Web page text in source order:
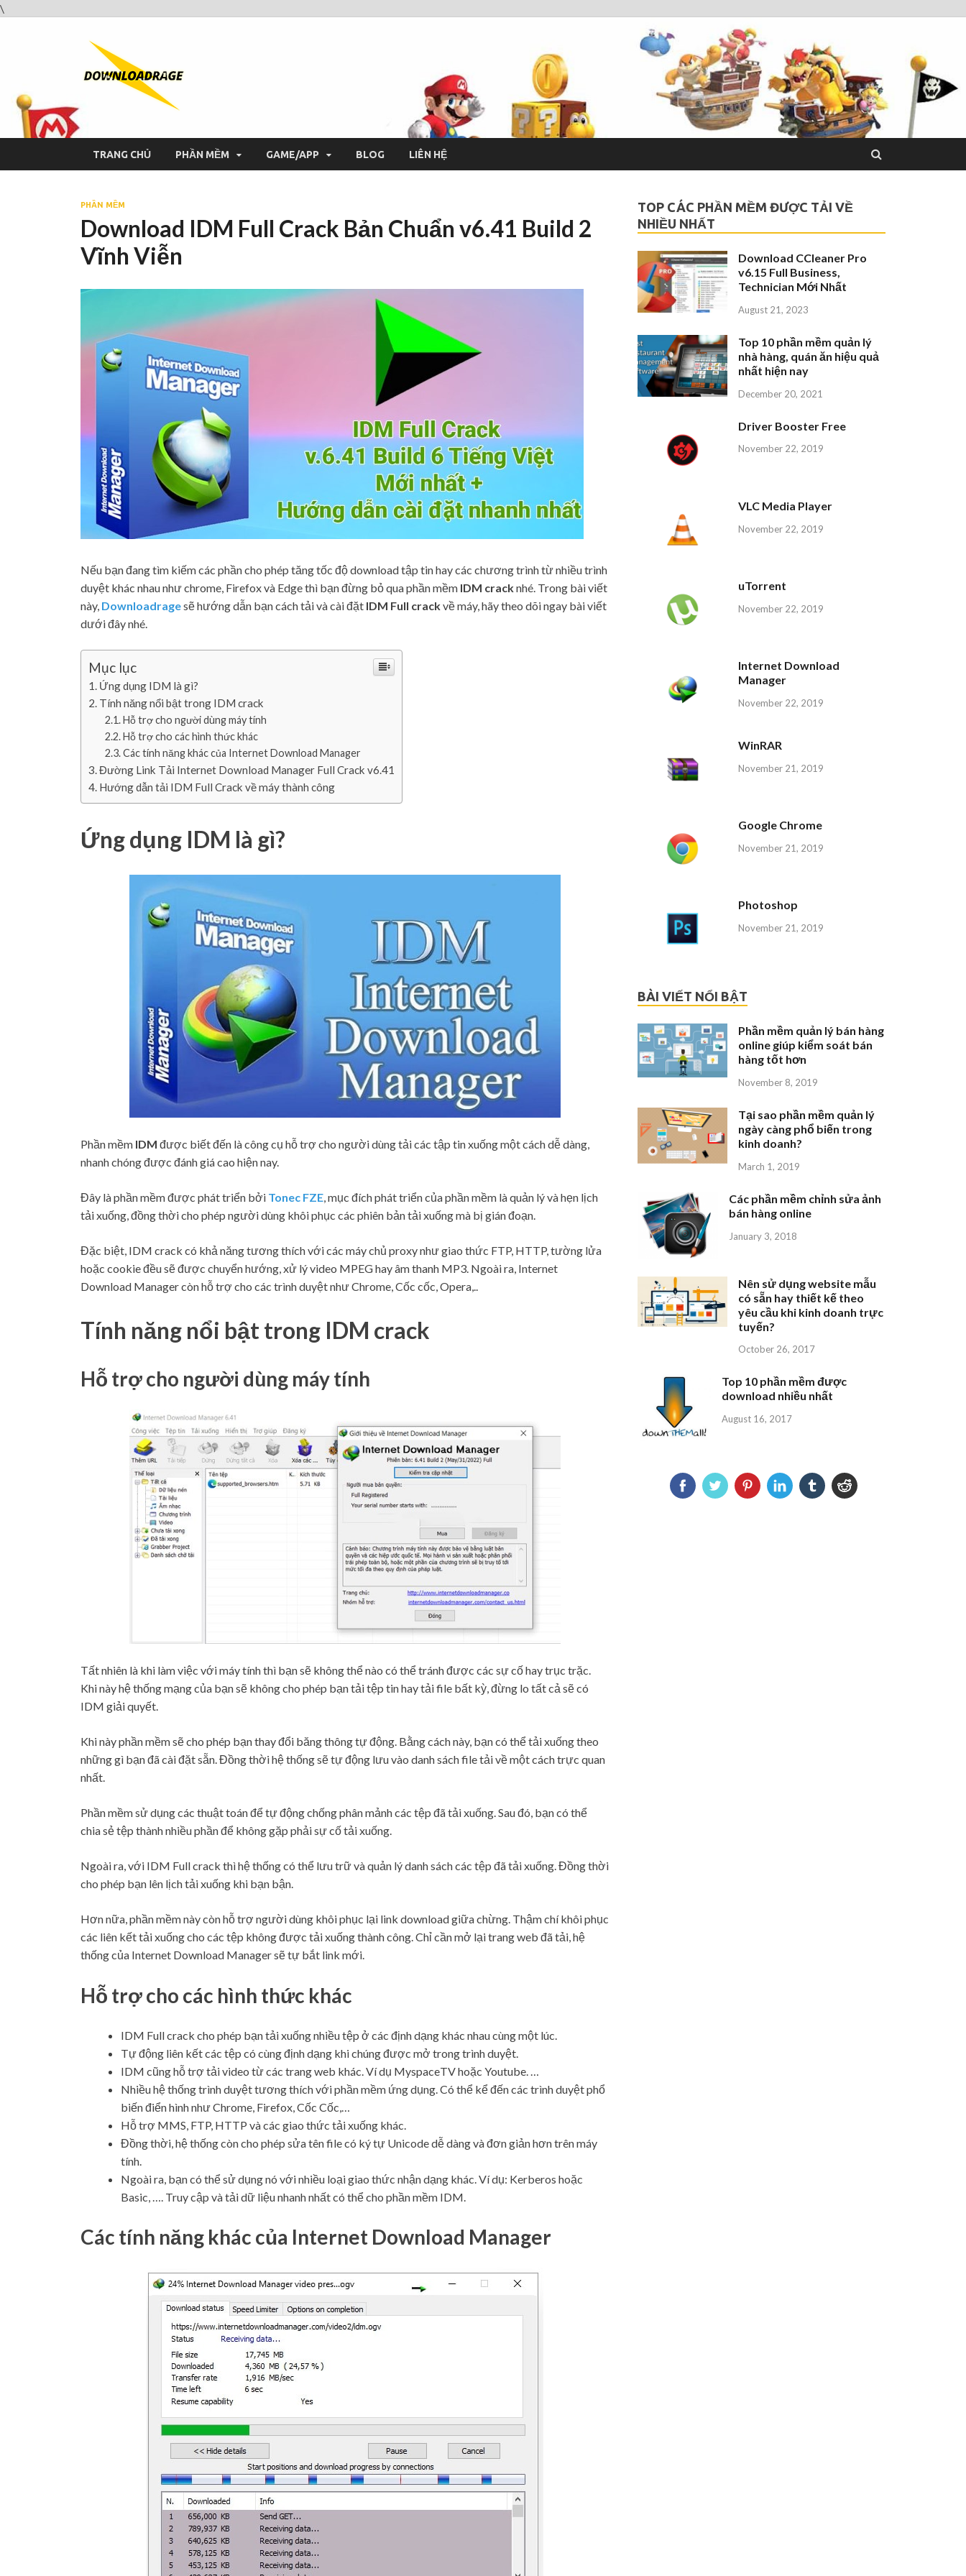
\
TRANG CHỦ PHẦN MỀM GAME/APP BLOG LIÊN HỆ
PHẦN MỀM
Download IDM Full Crack Bản Chuẩn v6.41 Build 2
Vĩnh Viễn
Nếu bạn đang tìm kiếm các phần cho phép tăng tốc độ download tập tin hay các chương trình từ nhiều trình
duyệt khác nhau như chrome, Firefox và Edge thì bạn đừng bỏ qua phần mềm IDM cracknhé. Trong bài viết
này, Downloadragesẽ hướng dẫn bạn cách tải và cài đặt IDM Full crackvề máy, hãy theo dõi ngay bài viết
dưới đây nhé.
Mục lục
Ứng dụng IDM là gì?
Tính năng nổi bật trong IDM crack
Hỗ trợ cho người dùng máy tính
Hỗ trợ cho các hình thức khác
Các tính năng khác của Internet Download Manager
Đường Link Tải Internet Download Manager Full Crack v6.41
Hướng dẫn tải IDM Full Crack về máy thành công
Ứng dụng IDM là gì?
Phần mềm IDM được biết đến là công cụ hỗ trợ cho người dùng tải các tập tin xuống một cách dễ dàng,
nhanh chóng được đánh giá cao hiện nay.
Đây là phần mềm được phát triển bởi Tonec FZE , mục đích phát triển của phần mềm là quản lý và hẹn lịch
tải xuống, đồng thời cho phép người dùng khôi phục các phiên bản tải xuống mà bị gián đoạn.
Đặc biệt, IDM crack có khả năng tương thích với các máy chủ proxy như giao thức FTP, HTTP, tường lửa
hoặc cookie đều sẽ được chuyển hướng, xử lý video MPEG hay âm thanh MP3. Ngoài ra, Internet
Download Manager còn hỗ trợ cho các trình duyệt như Chrome, Cốc cốc, Opera,..
Tính năng nổi bật trong IDM crack
Hỗ trợ cho người dùng máy tính
Tất nhiên là khi làm việc với máy tính thì bạn sẽ không thể nào có thể tránh được các sự cố hay trục trặc.
Khi này hệ thống mạng của bạn sẽ không cho phép bạn tải tệp tin hay tải file bất kỳ, đừng lo tất cả sẽ có
IDM giải quyết.
Khi này phần mềm sẽ cho phép bạn thay đổi băng thông tự động. Bằng cách này, bạn có thể tải xuống theo
những gì bạn đã cài đặt sẵn. Đồng thời hệ thống sẽ tự động lưu vào danh sách file tải về một cách trực quan
nhất.
Phần mềm sử dụng các thuật toán để tự động chống phân mảnh các tệp đã tải xuống. Sau đó, bạn có thể
chia sẻ tệp thành nhiều phần để không gặp phải sự cố tải xuống.
Ngoài ra, với IDM Full crack thì hệ thống có thể lưu trữ và quản lý danh sách các tệp đã tải xuống. Đồng thời
cho phép bạn lên lịch tải xuống khi bạn bận.
Hơn nữa, phần mềm này còn hỗ trợ người dùng khôi phục lại link download giữa chừng. Thậm chí khôi phục
các liên kết tải xuống cho các tệp không được tải xuống thành công. Chỉ cần mở lại trang web đã tải, hệ
thống của Internet Download Manager sẽ tự bắt link mới.
Hỗ trợ cho các hình thức khác
IDM Full crack cho phép bạn tải xuống nhiều tệp ở các định dạng khác nhau cùng một lúc.
Tự động liên kết các tệp có cùng định dạng khi chúng được mở trong trình duyệt.
IDM cũng hỗ trợ tải video từ các trang web khác. Ví dụ MyspaceTV hoặc Youtube. …
Nhiều hệ thống trình duyệt tương thích với phần mềm ứng dụng. Có thể kể đến các trình duyệt phổ
biến điển hình như Chrome, Firefox, Cốc Cốc,…
Hỗ trợ MMS, FTP, HTTP và các giao thức tải xuống khác.
Đồng thời, hệ thống còn cho phép sửa tên file có ký tự Unicode dễ dàng và đơn giản hơn trên máy
tính.
Ngoài ra, bạn có thể sử dụng nó với nhiều loại giao thức nhận dạng khác. Ví dụ: Kerberos hoặc
Basic, …. Truy cập và tải dữ liệu nhanh nhất có thể cho phần mềm IDM.
Các tính năng khác của Internet Download Manager
TOP CÁC PHẦN MỀM ĐƯỢC TẢI VỀ
NHIỀU NHẤT
Download CCleaner Pro
v6.15 Full Business,
Technician Mới Nhất
August 21, 2023
Top 10 phần mềm quản lý
nhà hàng, quán ăn hiệu quả
nhất hiện nay
December 20, 2021
Driver Booster Free
November 22, 2019
VLC Media Player
November 22, 2019
uTorrent
November 22, 2019
Internet Download
Manager
November 22, 2019
WinRAR
November 21, 2019
Google Chrome
November 21, 2019
Photoshop
November 21, 2019
BÀI VIẾT NỔI BẬT
Phần mềm quản lý bán hàng
online giúp kiểm soát bán
hàng tốt hơn
November 8, 2019
Tại sao phần mềm quản lý
ngày càng phổ biến trong
kinh doanh?
March 1, 2019
Các phần mềm chỉnh sửa ảnh
bán hàng online
January 3, 2018
Nên sử dụng website mẫu
có sẵn hay thiết kế theo
yêu cầu khi kinh doanh trực
tuyến?
October 26, 2017
Top 10 phần mềm được
download nhiều nhất
August 16, 2017